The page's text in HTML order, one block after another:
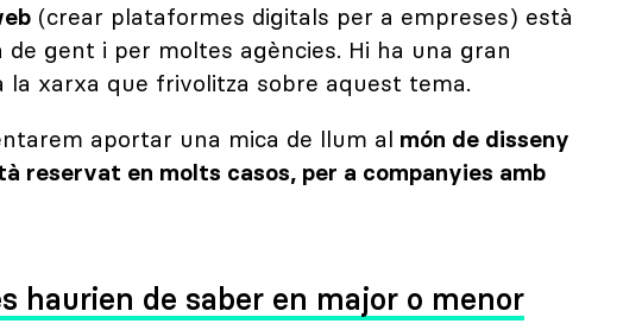
(crear plataformes digitals per a empreses) està
gent i per moltes agències. Hi ha una gran
la xarxa que frivolitza sobre aquest tema.
aportar una mica de llum al
món de disseny
reservat en molts casos, per a companyies amb
haurien de saber en major o menor